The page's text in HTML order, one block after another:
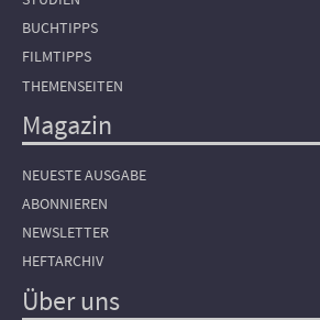
BUCHTIPPS
FILMTIPPS
THEMENSEITEN
Magazin
NEUESTE AUSGABE
ABONNIEREN
NEWSLETTER
HEFTARCHIV
Über uns